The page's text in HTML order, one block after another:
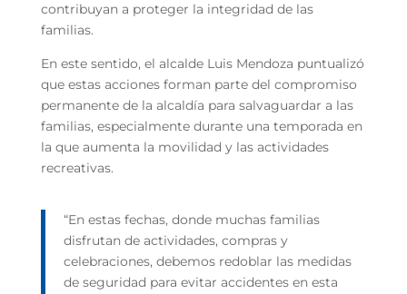
contribuyan a proteger la integridad de las
familias.
En este sentido, el alcalde Luis Mendoza puntualizó
que estas acciones forman parte del compromiso
permanente de la alcaldía para salvaguardar a las
familias, especialmente durante una temporada en
la que aumenta la movilidad y las actividades
recreativas.
“En estas fechas, donde muchas familias
disfrutan de actividades, compras y
celebraciones, debemos redoblar las medidas
de seguridad para evitar accidentes en esta